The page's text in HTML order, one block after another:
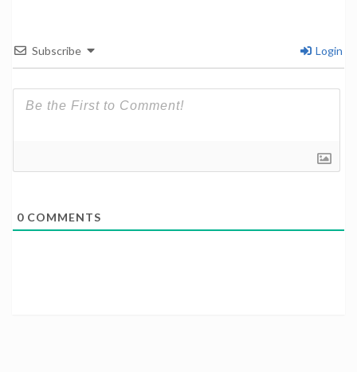
Subscribe Login
0 COMMENTS